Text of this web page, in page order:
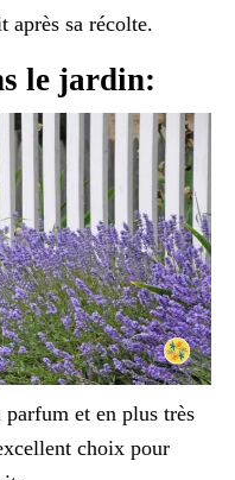
après sa récolte.
le jardin:
et en plus très
choix pour